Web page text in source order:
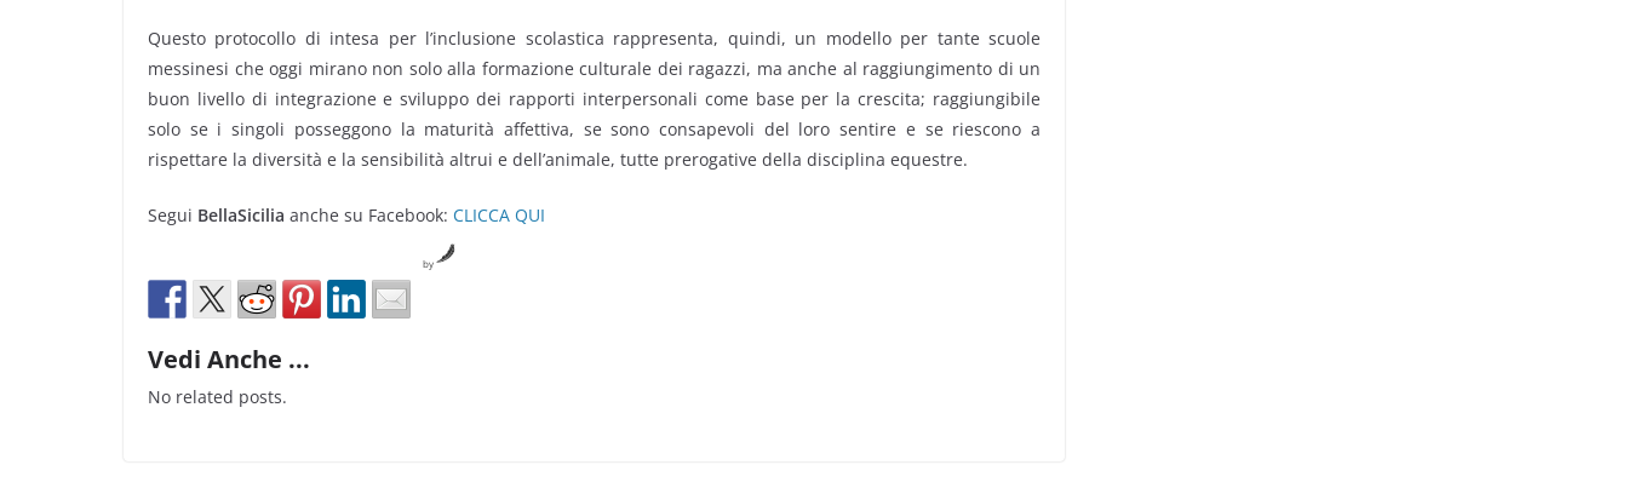
Questo protocollo di intesa per l’inclusione scolastica rappresenta, quindi, un modello per tante scuole
messinesi che oggi mirano non solo alla formazione culturale dei ragazzi, ma anche al raggiungimento di un
buon livello di integrazione e sviluppo dei rapporti interpersonali come base per la crescita; raggiungibile
solo se i singoli posseggono la maturità affettiva, se sono consapevoli del loro sentire e se riescono a
rispettare la diversità e la sensibilità altrui e dell’animale, tutte prerogative della disciplina equestre.
Segui BellaSicilia anche su Facebook: CLICCA QUI
by
Vedi Anche ...
No related posts.